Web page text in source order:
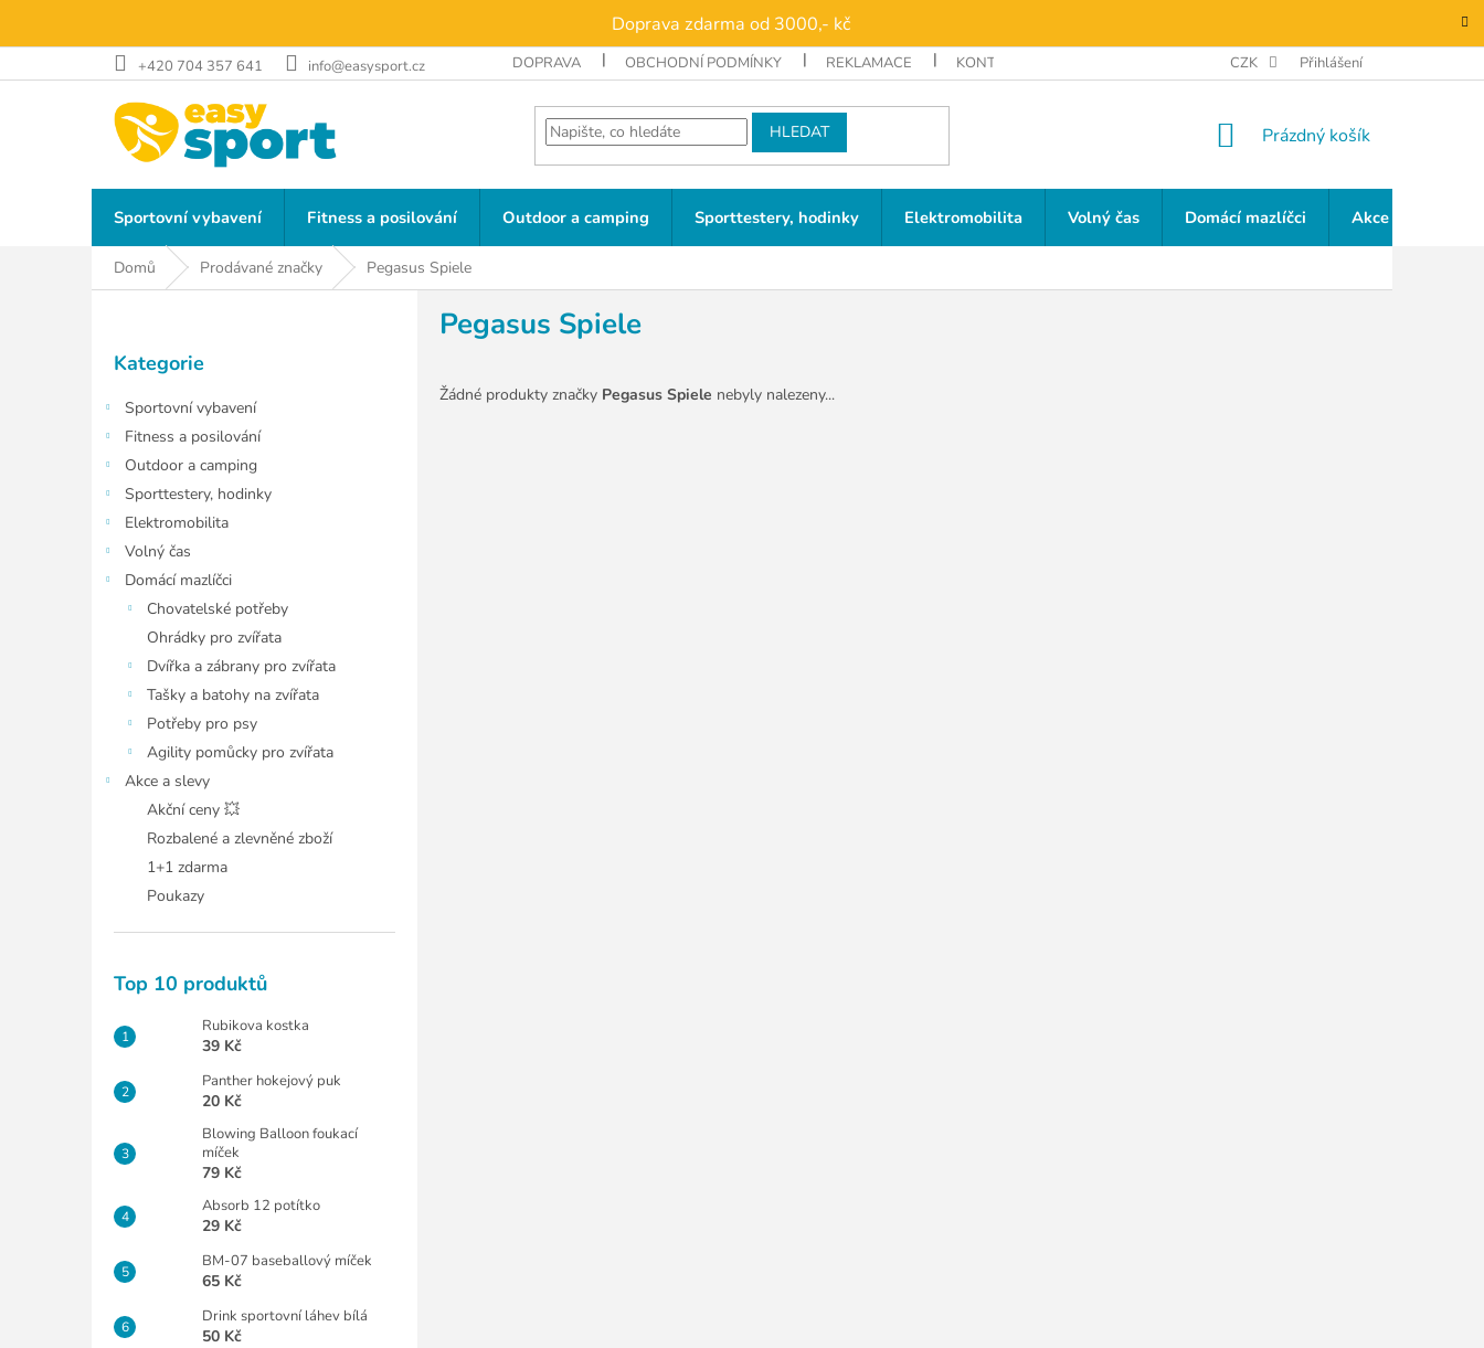
obsah
Doprava zdarma od 3000,- kč
+420 704 357 641 info@easysport.cz DOPRAVA OBCHODNÍ PODMÍNKY REKLAMACE KONTAKTY CZK Přihlášení
HLEDAT
NÁKUPNÍ
Prázdný košík
Sportovní vybavení Fitness a posilování Outdoor a camping Sporttestery, hodinky Elektromobilita Volný čas Domácí mazlíčci Akce a slevy
Domů Prodávané značky Pegasus Spiele
P
kategorie
Kategorie
Sportovní vybavení
Fitness a posilování
Outdoor a camping
Sporttestery, hodinky
Elektromobilita
Volný čas
Domácí mazlíčci
Chovatelské potřeby
Ohrádky pro zvířata
Dvířka a zábrany pro zvířata
Tašky a batohy na zvířata
Potřeby pro psy
Agility pomůcky pro zvířata
Akce a slevy
Akční ceny 💥
Rozbalené a zlevněné zboží
1+1 zdarma
Poukazy
Top 10 produktů
Rubikova kostka
39 Kč
Panther hokejový puk
20 Kč
Blowing Balloon foukací
míček
79 Kč
Absorb 12 potítko
29 Kč
BM-07 baseballový míček
65 Kč
Drink sportovní láhev bílá
50 Kč
Pegasus Spiele
Žádné produkty značky Pegasus Spiele nebyly nalezeny...